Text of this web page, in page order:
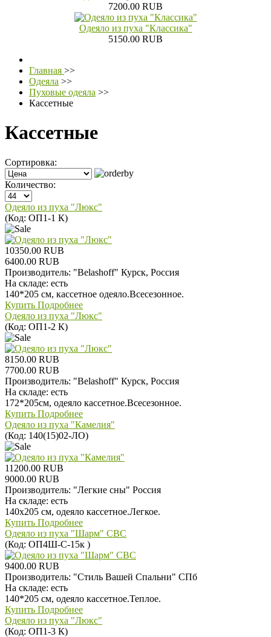
7200.00 RUB
Одеяло из пуха "Классика"
5150.00 RUB
Главная >>
Одеяла >>
Пуховые одеяла >>
Кассетные
Кассетные
Сортировка:
Количество:
Одеяло из пуха "Люкс"
(Код: ОП1-1 К)
10350.00 RUB
6400.00 RUB
Производитель: "Belashoff" Курск, Россия
На складе: есть
140*205 см, кассетное одеяло.Всесезонное.
Купить Подробнее
Одеяло из пуха "Люкс"
(Код: ОП1-2 К)
8150.00 RUB
7700.00 RUB
Производитель: "Belashoff" Курск, Россия
На складе: есть
172*205см, одеяло кассетное.Всесезонное.
Купить Подробнее
Одеяло из пуха "Камелия"
(Код: 140(15)02-ЛО)
11200.00 RUB
9000.00 RUB
Производитель: "Легкие сны" Россия
На складе: есть
140х205 см, одеяло кассетное.Легкое.
Купить Подробнее
Одеяло из пуха "Шарм" СВС
(Код: ОП4Ш-С-15к )
9400.00 RUB
Производитель: "Стиль Вашей Спальни" СПб
На складе: есть
140*205 см, одеяло кассетное.Теплое.
Купить Подробнее
Одеяло из пуха "Люкс"
(Код: ОП1-3 К)